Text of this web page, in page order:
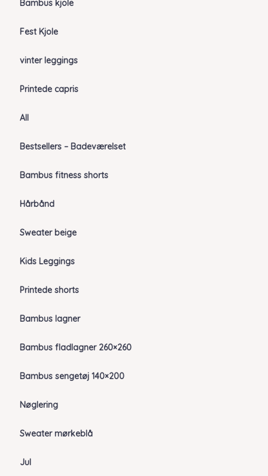
Bambus kjole
Fest Kjole
vinter leggings
Printede capris
All
Bestsellers – Badeværelset
Bambus fitness shorts
Hårbånd
Sweater beige
Kids Leggings
Printede shorts
Bambus lagner
Bambus fladlagner 260×260
Bambus sengetøj 140×200
Nøglering
Sweater mørkeblå
Jul